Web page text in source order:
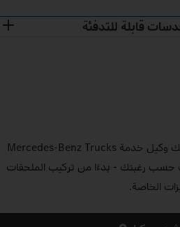
قابلة للتدفئة
اجعل شاحنتك أكثر تميزًا. يقدم لك وكيل خدمة Mercedes‑Benz Trucks
حسب رغبتك - بدءًا من تركيب الملحقات
الخاصة.